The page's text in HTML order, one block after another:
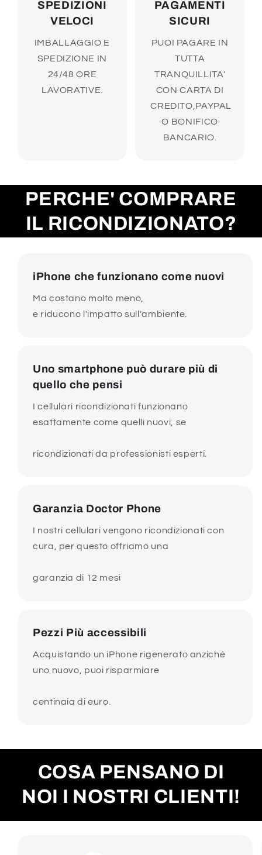
SPEDIZIONI
VELOCI
IMBALLAGGIO E
SPEDIZIONE IN
24/48 ORE
LAVORATIVE.
PAGAMENTI
SICURI
PUOI PAGARE IN
TUTTA
TRANQUILLITA'
CON CARTA DI
CREDITO,PAYPAL
O BONIFICO
BANCARIO.
PERCHE' COMPRARE
IL RICONDIZIONATO?
iPhone che funzionano come nuovi
Ma costano molto meno,
e riducono l'impatto sull'ambiente.
Uno smartphone può durare più di
quello che pensi
I cellulari ricondizionati funzionano
esattamente come quelli nuovi, se
ricondizionati da professionisti esperti.
Garanzia Doctor Phone
I nostri cellulari vengono ricondizionati con
cura, per questo offriamo una
garanzia di 12 mesi
Pezzi Più accessibili
Acquistando un iPhone rigenerato anziché
uno nuovo, puoi risparmiare
centinaia di euro.
COSA PENSANO DI
NOI I NOSTRI CLIENTI!